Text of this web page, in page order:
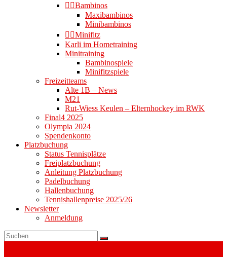
👉🏻Bambinos
Maxibambinos
Minibambinos
👉🏻Minifitz
Karli im Hometraining
Minitraining
Bambinospiele
Minifitzspiele
Freizeitteams
Alte 1B – News
M21
Rut-Wiess Keulen – Elternhockey im RWK
Final4 2025
Olympia 2024
Spendenkonto
Platzbuchung
Status Tennisplätze
Freiplatzbuchung
Anleitung Platzbuchung
Padelbuchung
Hallenbuchung
Tennishallenpreise 2025/26
Newsletter
Anmeldung